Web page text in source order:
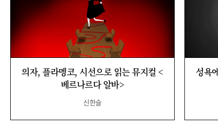
의자, 플라멩코, 시선으로 읽는 뮤지컬 <
베르나르다 알바>
신한슬
성욕